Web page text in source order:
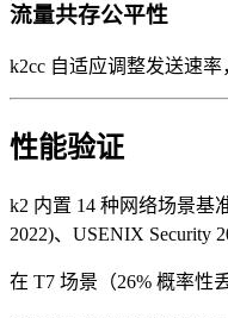
流量共存公平性
k2cc 自适应调整发送速
性能验证
k2 内置 14 种网络场景基
2022)、USENIX Security
在 T7 场景（26% 概率性